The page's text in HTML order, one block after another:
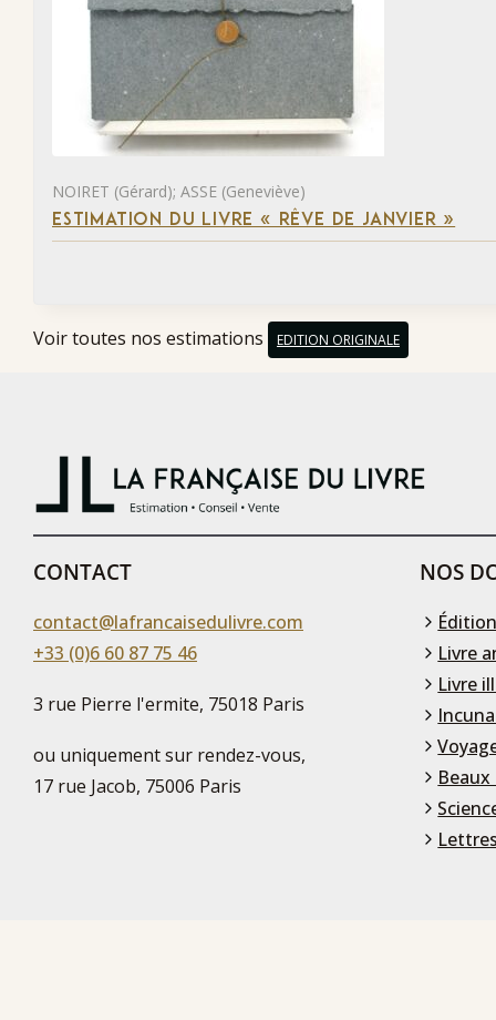
NOIRET (Gérard); ASSE (Geneviève)
ESTIMATION DU LIVRE « RÊVE DE JANVIER »
Voir toutes nos estimations EDITION ORIGINALE
CONTACT
contact@lafrancaisedulivre.com
+33 (0)6 60 87 75 46
3 rue Pierre l'ermite, 75018 Paris
ou uniquement sur rendez-vous,
17 rue Jacob, 75006 Paris
NOS
Livre
Livre